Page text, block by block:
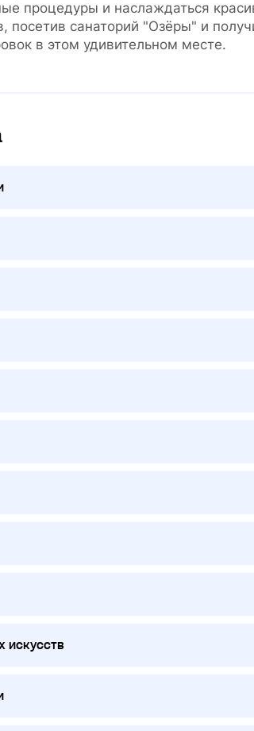
процедуры и наслаждаться
посетив санаторий "Озёры" и
в этом удивительном месте.
искусств